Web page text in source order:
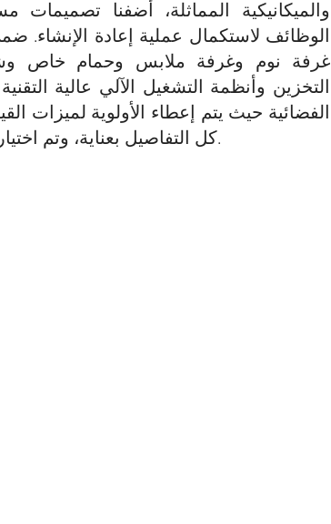
والميكانيكية المماثلة، أضفنا تصميمات
غرفة نوم وغرفة ملابس وحمام خاص
التخزين وأنظمة التشغيل الآلي عالية
الفضائية حيث يتم إعطاء الأولوية لميزات
كل التفاصيل بعناية، وتم اختيار كل إكسسوار وملابس بعناية.